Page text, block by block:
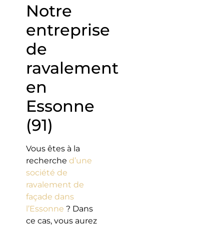
Notre
entreprise
de
ravalement
en
Essonne
(91)
Vous êtes à la
recherche d’une
société de
ravalement de
façade dans
l’Essonne ? Dans
ce cas, vous aurez